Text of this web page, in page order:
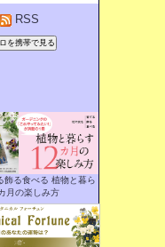
RSS
飾る食べる 植物と暮ら
月の楽しみ方